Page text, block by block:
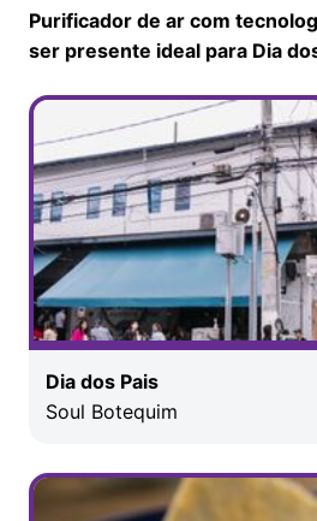
Purificador de ar com
ser presente ideal para Dia
Dia dos Pais
Soul Botequim